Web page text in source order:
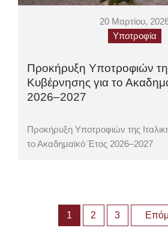
20 Μαρτίου,
Υποτροφία
Προκήρυξη Υποτροφιών
Κυβέρνησης για το
2026–2027
Προκήρυξη Υποτροφιών της
το Ακαδημαϊκό Έτος 2026–2027
1 2 3